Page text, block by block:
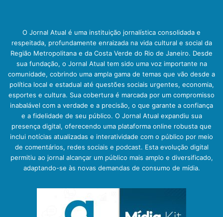
O Jornal Atual é uma instituição jornalística consolidada e
respeitada, profundamente enraizada na vida cultural e social da
Região Metropolitana e da Costa Verde do Rio de Janeiro. Desde
sua fundação, o Jornal Atual tem sido uma voz importante na
comunidade, cobrindo uma ampla gama de temas que vão desde a
política local e estadual até questões sociais urgentes, economia,
esportes e cultura. Sua cobertura é marcada por um compromisso
inabalável com a verdade e a precisão, o que garante a confiança
e a fidelidade de seu público. O Jornal Atual expandiu sua
presença digital, oferecendo uma plataforma online robusta que
inclui notícias atualizadas e interatividade com o público por meio
de comentários, redes sociais e podcast. Esta evolução digital
permitiu ao jornal alcançar um público mais amplo e diversificado,
adaptando-se às novas demandas de consumo de mídia.